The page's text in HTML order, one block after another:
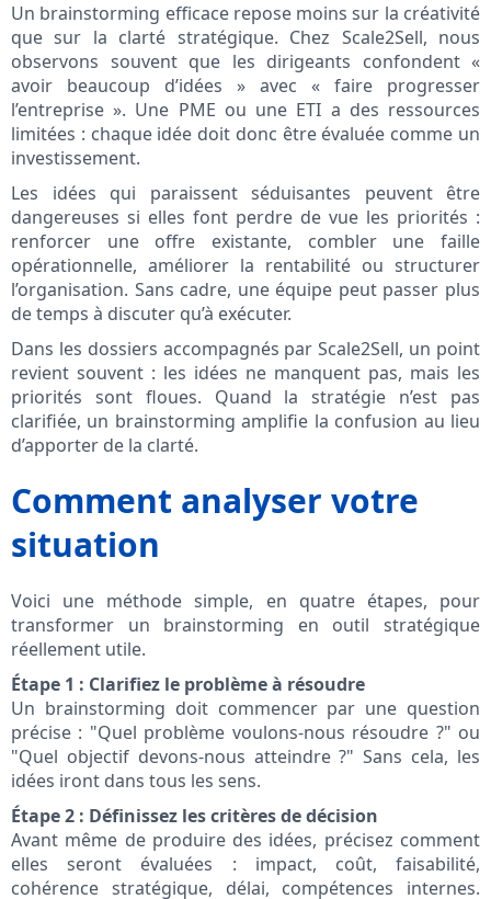
Un brainstorming efficace repose moins sur la créativité
que sur la clarté stratégique. Chez Scale2Sell, nous
observons souvent que les dirigeants confondent «
avoir beaucoup d’idées » avec « faire progresser
l’entreprise ». Une PME ou une ETI a des ressources
limitées : chaque idée doit donc être évaluée comme un
investissement.
Les idées qui paraissent séduisantes peuvent être
dangereuses si elles font perdre de vue les priorités :
renforcer une offre existante, combler une faille
opérationnelle, améliorer la rentabilité ou structurer
l’organisation. Sans cadre, une équipe peut passer plus
de temps à discuter qu’à exécuter.
Dans les dossiers accompagnés par Scale2Sell, un point
revient souvent : les idées ne manquent pas, mais les
priorités sont floues. Quand la stratégie n’est pas
clarifiée, un brainstorming amplifie la confusion au lieu
d’apporter de la clarté.
Comment analyser votre
situation
Voici une méthode simple, en quatre étapes, pour
transformer un brainstorming en outil stratégique
réellement utile.
Étape 1 : Clarifiez le problème à résoudre
Un brainstorming doit commencer par une question
précise : "Quel problème voulons-nous résoudre ?" ou
"Quel objectif devons-nous atteindre ?" Sans cela, les
idées iront dans tous les sens.
Étape 2 : Définissez les critères de décision
Avant même de produire des idées, précisez comment
elles seront évaluées : impact, coût, faisabilité,
cohérence stratégique, délai, compétences internes.